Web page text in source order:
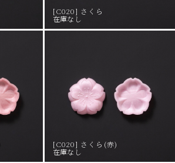
[C020] さくら
在庫なし
[C020] さくら(赤)
在庫なし